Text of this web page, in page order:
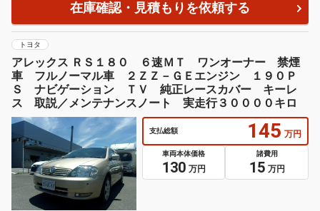
在庫確認・見積もりを依頼する
トヨタ
アレックス ＲＳ１８０ ６速ＭＴ ワンオーナー 禁煙
車 フルノーマル車 ２ＺＺ－ＧＥエンジン １９０Ｐ
Ｓ ナビゲーション ＴＶ 純正レースカバー キーレ
ス 取説／メンテナンスノート 実走行３００００キロ
支払総額 145 万円
車両本体価格
130 万円
諸費用
15 万円